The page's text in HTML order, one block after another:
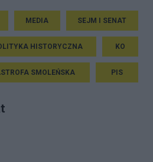
MEDIA SEJM I SENAT
HISTORYCZNA KO
SMOLEŃSKA PIS